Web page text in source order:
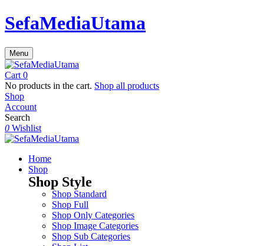
SefaMediaUtama
Menu
Cart 0
No products in the cart. Shop all products
Shop
Account
Search
0 Wishlist
Home
Shop
Shop Style
Shop Standard
Shop Full
Shop Only Categories
Shop Image Categories
Shop Sub Categories